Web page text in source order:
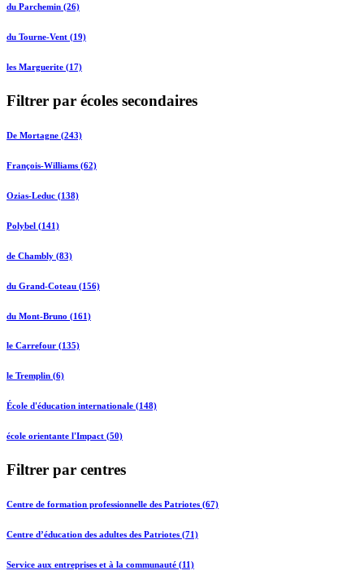
du Parchemin (26)
du Tourne-Vent (19)
les Marguerite (17)
Filtrer par écoles secondaires
De Mortagne (243)
François-Williams (62)
Ozias-Leduc (138)
Polybel (141)
de Chambly (83)
du Grand-Coteau (156)
du Mont-Bruno (161)
le Carrefour (135)
le Tremplin (6)
École d'éducation internationale (148)
école orientante l'Impact (50)
Filtrer par centres
Centre de formation professionnelle des Patriotes (67)
Centre d’éducation des adultes des Patriotes (71)
Service aux entreprises et à la communauté (11)